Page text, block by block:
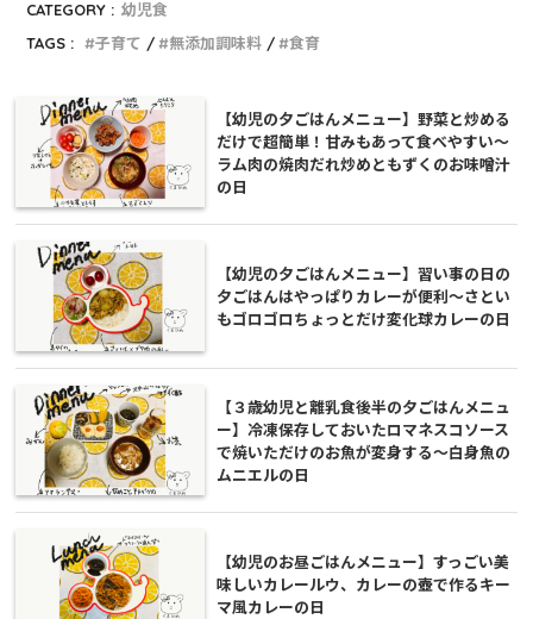
CATEGORY : 幼児食
TAGS :
子育て 無添加調味料 食育
【幼児の夕ごはんメニュー】野菜と炒める
だけで超簡単！甘みもあって食べやすい〜
ラム肉の焼肉だれ炒めともずくのお味噌汁
の日
【幼児の夕ごはんメニュー】習い事の日の
夕ごはんはやっぱりカレーが便利〜さとい
もゴロゴロちょっとだけ変化球カレーの日
【３歳幼児と離乳食後半の夕ごはんメニュ
ー】冷凍保存しておいたロマネスコソース
で焼いただけのお魚が変身する〜白身魚の
ムニエルの日
【幼児のお昼ごはんメニュー】すっごい美
味しいカレールウ、カレーの壺で作るキー
マ風カレーの日